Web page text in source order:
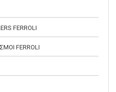
FERROLI
FERROLI